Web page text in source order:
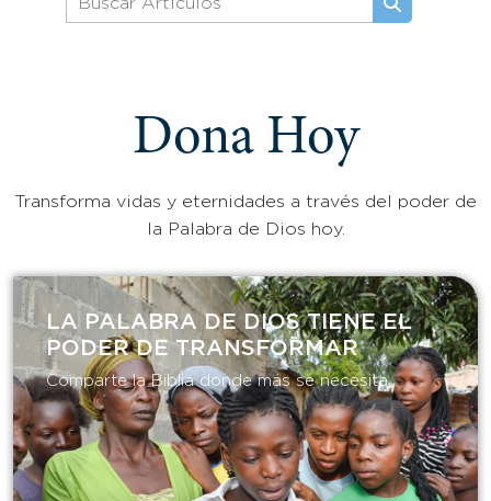
Dona Hoy
Transforma vidas y eternidades a través del poder de
la Palabra de Dios hoy.
LA PALABRA DE DIOS TIENE EL
PODER DE TRANSFORMAR​
Comparte la Biblia donde más se necesita.